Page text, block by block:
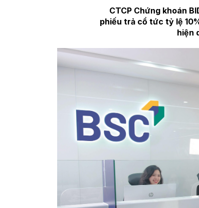
CTCP Chứng khoán
phiếu trả cổ tức tỷ lệ
hiện